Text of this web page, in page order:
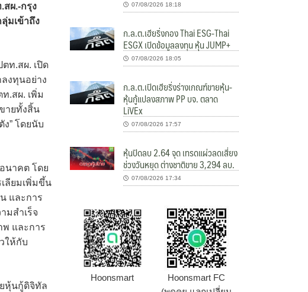
สผ.-กรุง
มเข้าถึง
ท.สผ. เปิด
งทุนอย่าง
.สผ. เพิ่ม
ายทั้งสิ้น
” โดยนับ
นาคต โดย
ลียมเพิ่มขึ้น
และการ
มสำเร็จ
และการ
ให้กับ
หุ้นกู้ดิจิทัล
07/08/2026 18:18
ก.ล.ต.เฮียริ่งกอง Thai ESG-Thai
ESGX เปิดข้อมูลลงทุน หุ้น JUMP+
07/08/2026 18:05
ก.ล.ต.เปิดเฮียริ่งร่างเกณฑ์ขายหุ้น-
หุ้นกู้แปลงสภาพ PP บจ. ตลาด
LiVEx
07/08/2026 17:57
หุ้นปิดลบ 2.64 จุด เทรดแผ่วลดเสี่ยง
ช่วงวันหยุด ต่างชาติขาย 3,294 ลบ.
07/08/2026 17:34
Hoonsmart
Hoonsmart FC